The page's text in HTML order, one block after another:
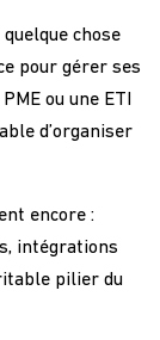
chose
pour gérer ses
ou une ETI
d’organiser
encore :
intégrations
pilier du